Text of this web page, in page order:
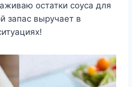
остатки соуса для
запас выручает в